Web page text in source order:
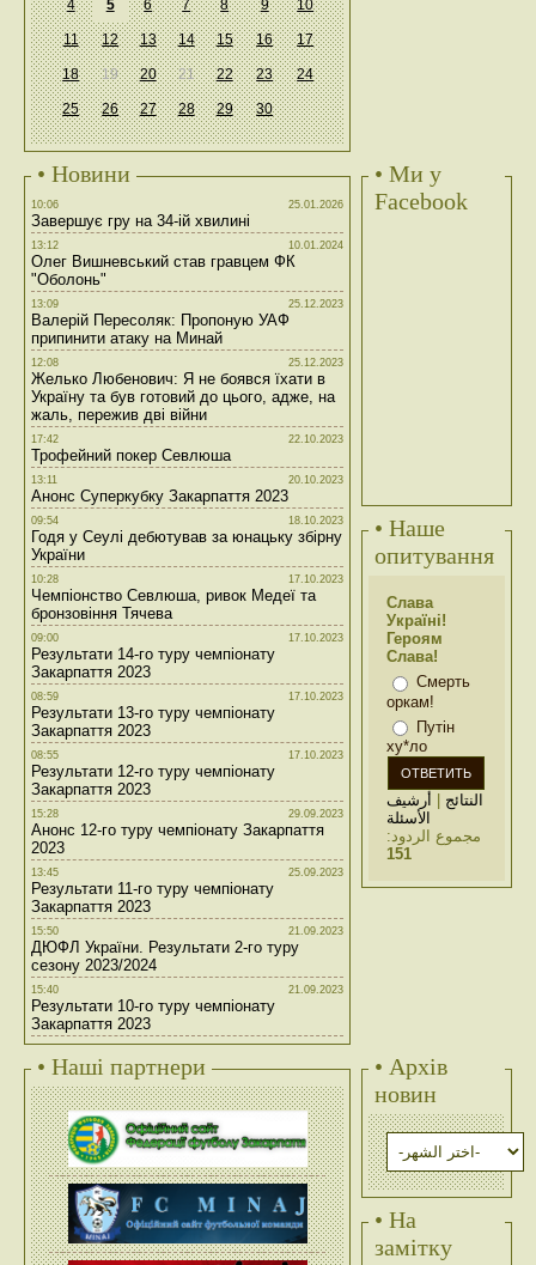
4 5 6 7 8 9 10
11 12 13 14 15 16 17
18 19 20 21 22 23 24
25 26 27 28 29 30
• Новини
10:06 25.01.2026
Завершує гру на 34-ій хвилині
13:12 10.01.2024
Олег Вишневський став гравцем ФК
"Оболонь"
13:09 25.12.2023
Валерій Пересоляк: Пропоную УАФ
припинити атаку на Минай
12:08 25.12.2023
Желько Любенович: Я не боявся їхати в
Україну та був готовий до цього, адже, на
жаль, пережив дві війни
17:42 22.10.2023
Трофейний покер Севлюша
13:11 20.10.2023
Анонс Суперкубку Закарпаття 2023
09:54 18.10.2023
Годя у Сеулі дебютував за юнацьку збірну
України
10:28 17.10.2023
Чемпіонство Севлюша, ривок Медеї та
бронзовіння Тячева
09:00 17.10.2023
Результати 14-го туру чемпіонату
Закарпаття 2023
08:59 17.10.2023
Результати 13-го туру чемпіонату
Закарпаття 2023
08:55 17.10.2023
Результати 12-го туру чемпіонату
Закарпаття 2023
15:28 29.09.2023
Анонс 12-го туру чемпіонату Закарпаття
2023
13:45 25.09.2023
Результати 11-го туру чемпіонату
Закарпаття 2023
15:50 21.09.2023
ДЮФЛ України. Результати 2-го туру
сезону 2023/2024
15:40 21.09.2023
Результати 10-го туру чемпіонату
Закарпаття 2023
• Ми у
Facebook
• Наше
опитування
Слава
Україні!
Героям
Слава!
Смерть
оркам!
Путін
ху*ло
النتائج | أرشيف
الأسئلة
مجموع الردود:
151
• Наші партнери
• Архів
новин
• На
замітку